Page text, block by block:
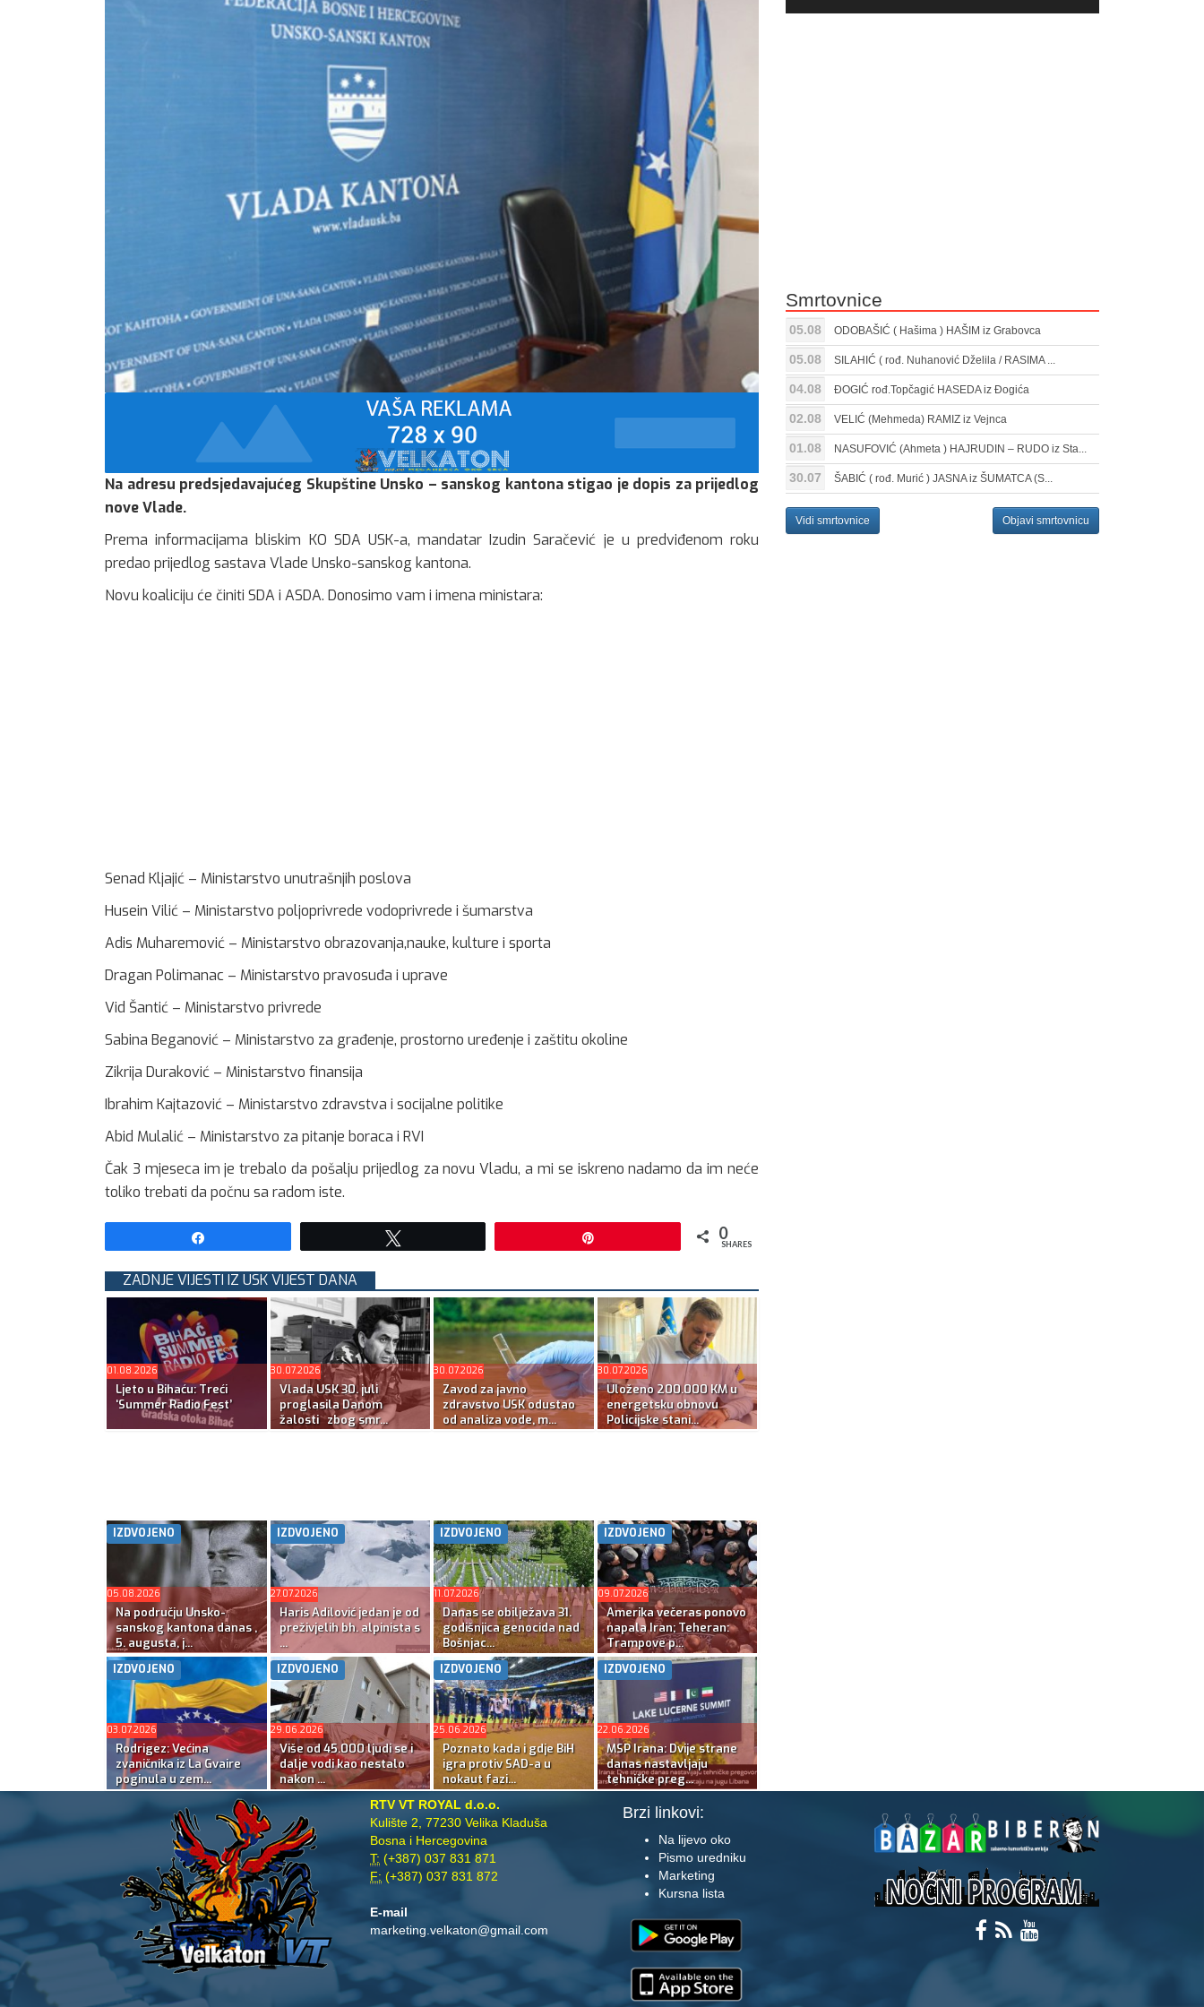
Na adresu predsjedavajućeg Skupštine Unsko – sanskog kantona stigao je dopis za prijedlog
nove Vlade.
Prema informacijama bliskim KO SDA USK-a, mandatar Izudin Saračević je u predviđenom roku
predao prijedlog sastava Vlade Unsko-sanskog kantona.
Novu koaliciju će činiti SDA i ASDA. Donosimo vam i imena ministara:
Senad Kljajić – Ministarstvo unutrašnjih poslova
Husein Vilić – Ministarstvo poljoprivrede vodoprivrede i šumarstva
Adis Muharemović – Ministarstvo obrazovanja,nauke, kulture i sporta
Dragan Polimanac – Ministarstvo pravosuđa i uprave
Vid Šantić – Ministarstvo privrede
Sabina Beganović – Ministarstvo za građenje, prostorno uređenje i zaštitu okoline
Zikrija Duraković – Ministarstvo finansija
Ibrahim Kajtazović – Ministarstvo zdravstva i socijalne politike
Abid Mulalić – Ministarstvo za pitanje boraca i RVI
Čak 3 mjeseca im je trebalo da pošalju prijedlog za novu Vladu, a mi se iskreno nadamo da im neće
toliko trebati da počnu sa radom iste.
0
SHARES
ZADNJE VIJESTI IZ USK VIJEST DANA
01.08.2026
Ljeto u Bihaću: Treći
‘Summer Radio Fest’
30.07.2026
Vlada USK 30. juli
proglasila Danom
žalosti zbog smr...
30.07.2026
Zavod za javno
zdravstvo USK odustao
od analiza vode, m...
30.07.2026
Uloženo 200.000 KM u
energetsku obnovu
Policijske stani...
IZDVOJENO
05.08.2026
Na području Unsko-
sanskog kantona danas ,
5. augusta, j...
IZDVOJENO
27.07.2026
Haris Adilović jedan je od
preživjelih bh. alpinista s
...
IZDVOJENO
11.07.2026
Danas se obilježava 31.
godišnjica genocida nad
Bošnjac...
IZDVOJENO
09.07.2026
Amerika večeras ponovo
napala Iran; Teheran:
Trampove p...
IZDVOJENO
03.07.2026
Rodrigez: Većina
zvaničnika iz La Gvaire
poginula u zem...
IZDVOJENO
29.06.2026
Više od 45.000 ljudi se i
dalje vodi kao nestalo
nakon ...
IZDVOJENO
25.06.2026
Poznato kada i gdje BiH
igra protiv SAD-a u
nokaut fazi...
IZDVOJENO
22.06.2026
MSP Irana: Dvije strane
danas nastavljaju
tehničke preg...
Gore/Dole
Smrtovnice
05.08 ODOBAŠIĆ ( Hašima ) HAŠIM iz Grabovca
05.08 SILAHIĆ ( rođ. Nuhanović Dželila / RASIMA ...
04.08 ĐOGIĆ rođ.Topčagić HASEDA iz Đogića
02.08 VELIĆ (Mehmeda) RAMIZ iz Vejnca
01.08 NASUFOVIĆ (Ahmeta ) HAJRUDIN – RUDO iz Sta...
30.07 ŠABIĆ ( rođ. Murić ) JASNA iz ŠUMATCA (S...
Vidi smrtovnice Objavi smrtovnicu
RTV VT ROYAL d.o.o.
Kulište 2, 77230 Velika Kladuša
Bosna i Hercegovina
T: (+387) 037 831 871
F: (+387) 037 831 872
E-mail
marketing.velkaton@gmail.com
Brzi linkovi:
Na lijevo oko
Pismo uredniku
Marketing
Kursna lista